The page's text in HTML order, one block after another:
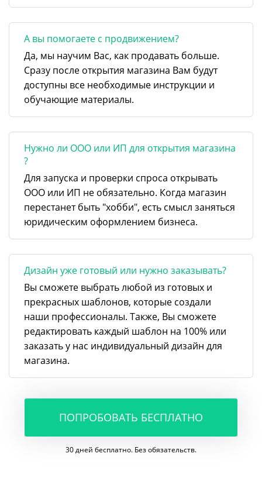
А вы помогаете с продвижением?
Да, мы научим Вас, как продавать больше.
Сразу после открытия магазина Вам будут
доступны все необходимые инструкции и
обучающие материалы.
Нужно ли ООО или ИП для открытия магазина
?
Для запуска и проверки спроса открывать
ООО или ИП не обязательно. Когда магазин
перестанет быть "хобби", есть смысл заняться
юридическим оформлением бизнеса.
Дизайн уже готовый или нужно заказывать?
Вы сможете выбрать любой из готовых и
прекрасных шаблонов, которые создали
наши профессионалы. Также, Вы сможете
редактировать каждый шаблон на 100% или
заказать у нас индивидуальный дизайн для
магазина.
ПОПРОБОВАТЬ БЕСПЛАТНО
30 дней бесплатно. Без обязательств.